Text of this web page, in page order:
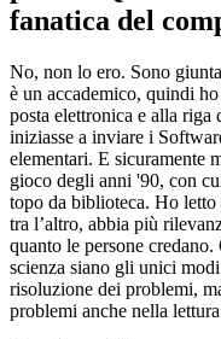
fanatica del
No, non lo ero. Sono
è un accademico, quindi
posta elettronica e alla
iniziasse a inviare i
elementari. E sicuramente
gioco degli anni '90, con
topo da biblioteca. Ho letto
tra l’altro, abbia più
quanto le persone credano.
scienza siano gli unici
risoluzione dei problemi,
problemi anche nella